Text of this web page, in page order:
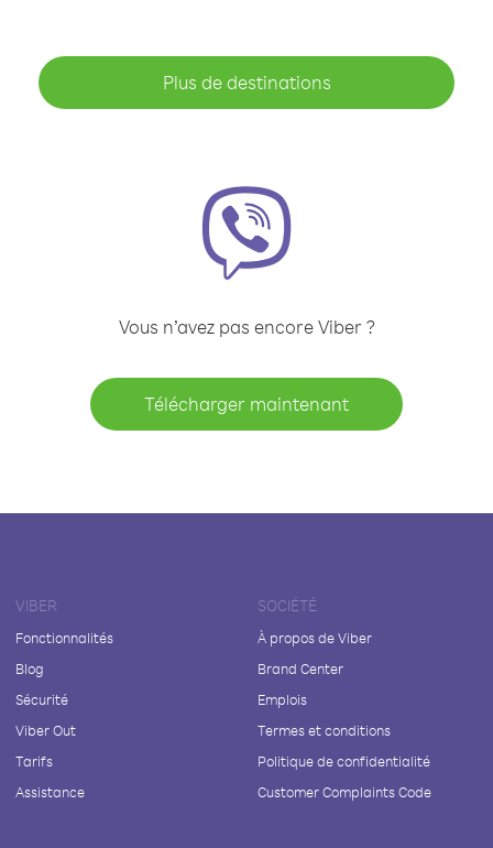
Plus de destinations
Vous n’avez pas encore Viber ?
Télécharger maintenant
VIBER
Fonctionnalités
Blog
Sécurité
Viber Out
Tarifs
Assistance
SOCIÉTÉ
À propos de Viber
Brand Center
Emplois
Termes et conditions
Politique de confidentialité
Customer Complaints Code